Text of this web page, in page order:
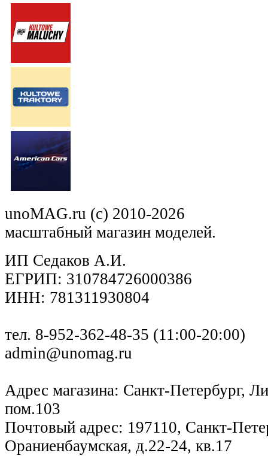
unoMAG.ru (c) 2010-2026
масштабный магазин моделей.
ИП Седаков А.И.
ЕГРИП: 310784726000386
ИНН: 781311930804
тел. 8-952-362-48-35 (11:00-20:00)
admin@unomag.ru
Адрес магазина: Санкт-Петербург,
пом.103
Почтовый адрес: 197110, Санкт-
Ораниенбаумская, д.22-24, кв.17